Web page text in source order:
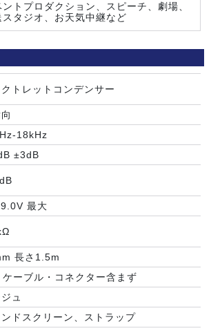
ントプロダクション、スピーチ、劇場、
スタジオ、お天気中継など
トレットコンデンサー
18kHz
±3dB
最大
長さ1.5m
ーブル・コネクター含まず
ュ
ドスクリーン、ストラップ